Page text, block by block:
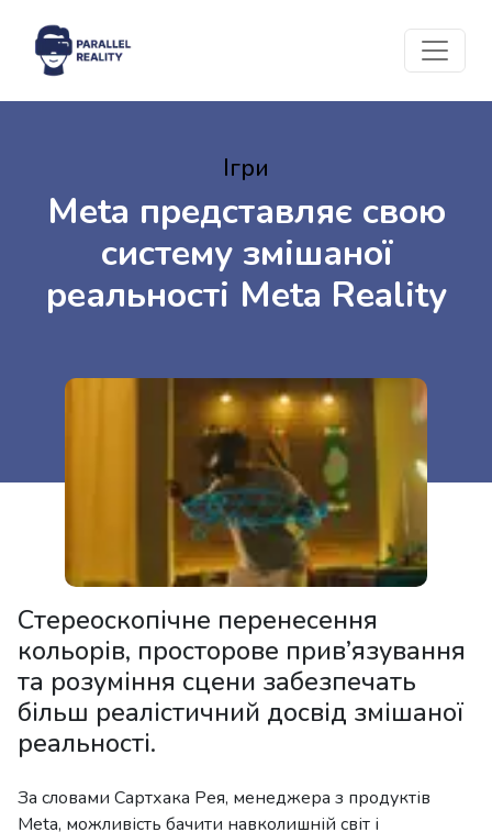
Ігри
Meta представляє свою
систему змішаної
реальності Meta Reality
Стереоскопічне перенесення
кольорів, просторове прив’язування
та розуміння сцени забезпечать
більш реалістичний досвід змішаної
реальності.
За словами Сартхака Рея, менеджера з продуктів
Meta, можливість бачити навколишній світ і